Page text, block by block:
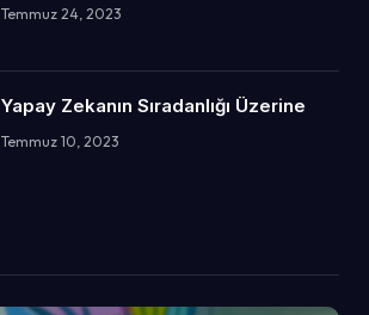
Temmuz 24, 2023
Yapay Zekanın Sıradanlığı Üzerine
Temmuz 10, 2023